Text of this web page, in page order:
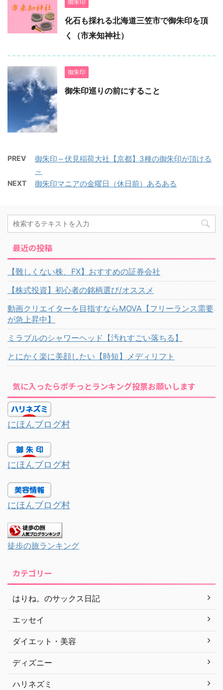
御朱印
化石も採れる北海道三笠市で御朱印を頂
く（市来知神社）
御朱印
御朱印巡りの前にすること
PREV
御朱印～伏見稲荷大社【京都】3種の御朱印が頂ける
～
NEXT 御朱印マニアの金曜日（休日前）あるある
最近の投稿
【難しくない株、FX】おすすめの証券会社
【株式投資】初心者の銘柄選び/オススメ
動画クリエイターを目指すならMOVA【フリーランス需要
が急上昇中】
ミラブルのシャワーヘッド【汚れすごい落ちる】
とにかく楽に美顔したい【時短】メディリフト
気に入ったらポチっとランキング投票お願いします
にほんブログ村
にほんブログ村
にほんブログ村
徒歩の旅ランキング
カテゴリー
はりね。のサックス日記
エッセイ
ダイエット・美容
ディズニー
ハリネズミ